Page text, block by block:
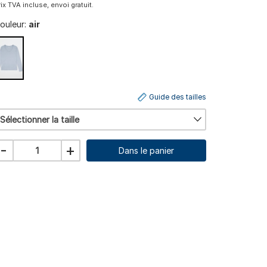
TVA incluse, envoi gratuit.
air
Sélectionner la taille
Guide des tailles
- + Dans le panier